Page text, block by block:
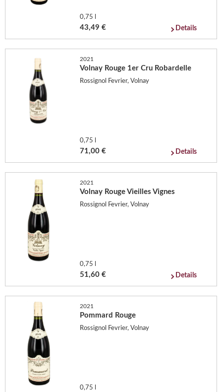
0,75 l
43,49 € Details
2021
Volnay Rouge 1er Cru Robardelle
Rossignol Fevrier, Volnay
0,75 l
71,00 € Details
2021
Volnay Rouge Vieilles Vignes
Rossignol Fevrier, Volnay
0,75 l
51,60 € Details
2021
Pommard Rouge
Rossignol Fevrier, Volnay
0,75 l